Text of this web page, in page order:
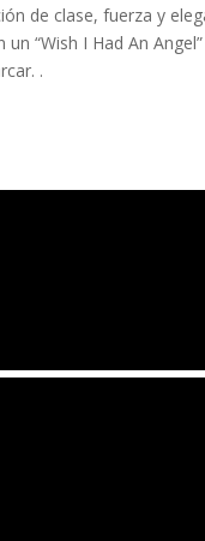
de clase, fuerza y
un “Wish I Had An
.